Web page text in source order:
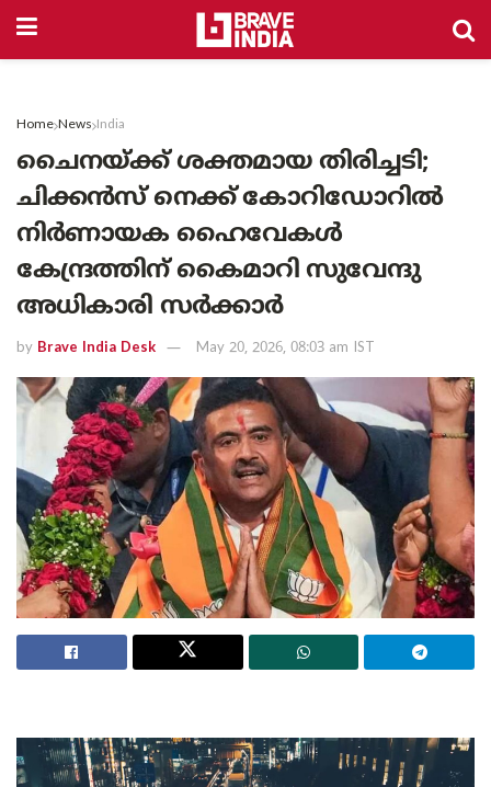
Home News India
ചൈനയ്ക്ക് ശക്തമായ തിരിച്ചടി;
ചിക്കൻസ് നെക്ക് കോറിഡോറിൽ
നിർണായക ഹൈവേകൾ
കേന്ദ്രത്തിന് കൈമാറി സുവേന്ദു
അധികാരി സർക്കാർ
by Brave India Desk May 20, 2026, 08:03 am IST